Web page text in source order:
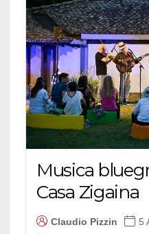
Musica
Casa Zigaina
Claudio Pizzin 5